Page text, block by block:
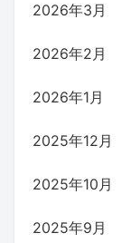
2026年3月
2026年2月
2026年1月
2025年12月
2025年10月
2025年9月